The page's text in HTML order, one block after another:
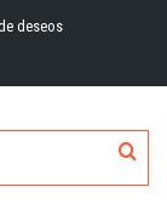
deseos